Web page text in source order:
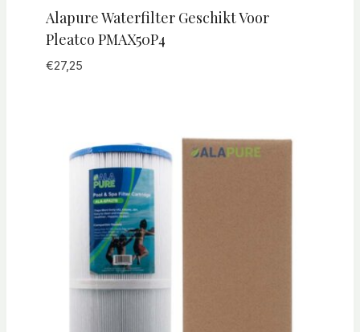
Alapure Waterfilter Geschikt Voor
Pleatco PMAX50P4
€27,25